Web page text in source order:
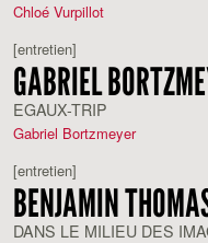
Chloé Vurpillot
[entretien]
GABRIEL
EGAUX-TRIP
Gabriel Bortzmeyer
[entretien]
BENJAMIN
DANS LE MILIEU DES